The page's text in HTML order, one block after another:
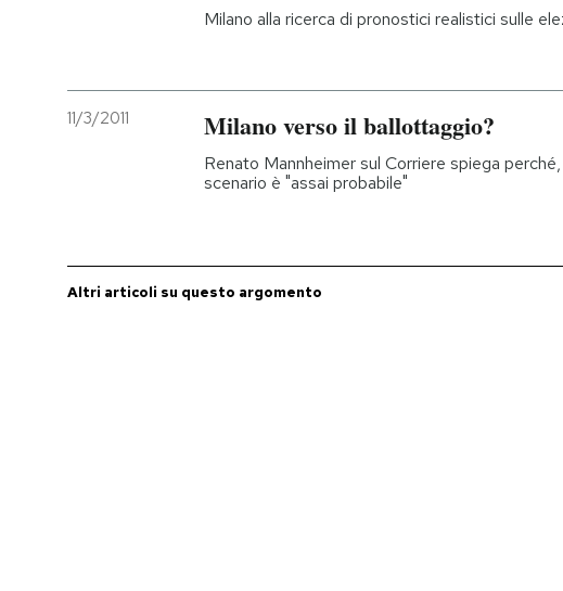
PODCAST
Milano alla ricerca di pronostici realistici sulle
11/3/2011 Milano verso il ballottaggio?
Renato Mannheimer sul Corriere spiega
scenario è "assai probabile"
Altri articoli su questo argomento